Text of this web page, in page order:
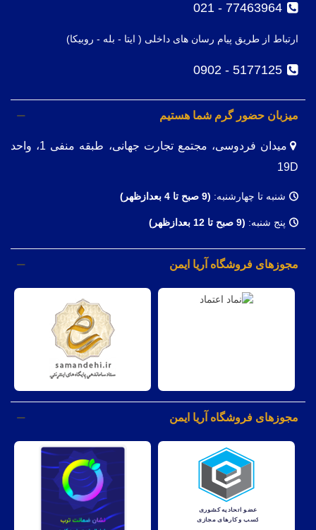
77463964 - 021
ارتباط از طریق پیام رسان های داخلی ( ایتا - بله - روبیکا)
5177125 - 0902
میزبان حضور گرم شما هستیم
میدان فردوسی، مجتمع تجارت جهانی، طبقه منفی 1، واحد
19D
شنبه تا چهارشنبه: (9 صبح تا 4 بعدازظهر)
پنج شنبه: (9 صبح تا 12 بعدازظهر)
مجوزهای فروشگاه آریا ایمن
مجوزهای فروشگاه آریا ایمن